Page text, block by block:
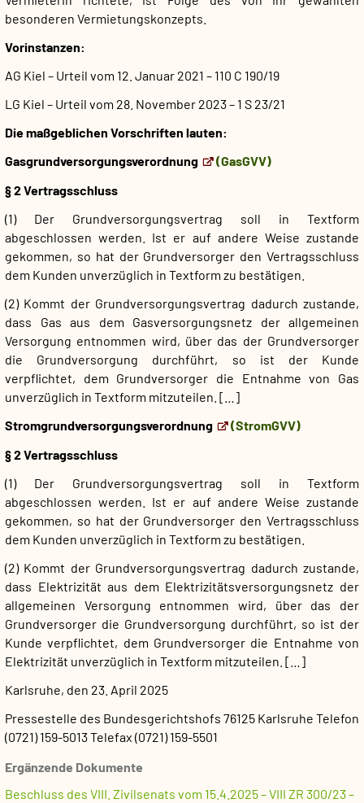
besonderen Vermietungskonzepts.
Vorinstanzen:
AG Kiel – Urteil vom 12. Januar 2021 – 110 C 190/19
LG Kiel – Urteil vom 28. November 2023 – 1 S 23/21
Die maßgeblichen Vorschriften lauten:
Gasgrundversorgungsverordnung
(GasGVV)
§ 2 Vertragsschluss
(1) Der Grundversorgungsvertrag soll in Textform
abgeschlossen werden. Ist er auf andere Weise zustande
gekommen, so hat der Grundversorger den Vertragsschluss
dem Kunden unverzüglich in Textform zu bestätigen.
(2) Kommt der Grundversorgungsvertrag dadurch zustande,
dass Gas aus dem Gasversorgungsnetz der allgemeinen
Versorgung entnommen wird, über das der Grundversorger
die Grundversorgung durchführt, so ist der Kunde
verpflichtet, dem Grundversorger die Entnahme von Gas
unverzüglich in Textform mitzuteilen. […]
Stromgrundversorgungsverordnung
(StromGVV)
§ 2 Vertragsschluss
(1) Der Grundversorgungsvertrag soll in Textform
abgeschlossen werden. Ist er auf andere Weise zustande
gekommen, so hat der Grundversorger den Vertragsschluss
dem Kunden unverzüglich in Textform zu bestätigen.
(2) Kommt der Grundversorgungsvertrag dadurch zustande,
dass Elektrizität aus dem Elektrizitätsversorgungsnetz der
allgemeinen Versorgung entnommen wird, über das der
Grundversorger die Grundversorgung durchführt, so ist der
Kunde verpflichtet, dem Grundversorger die Entnahme von
Elektrizität unverzüglich in Textform mitzuteilen. […]
Karlsruhe, den 23. April 2025
Pressestelle des Bundesgerichtshofs 76125 Karlsruhe Telefon
(0721) 159-5013Telefax (0721) 159-5501
Ergänzende Dokumente
Beschluss des VIII. Zivilsenats vom 15.4.2025 – VIII ZR 300/23 –